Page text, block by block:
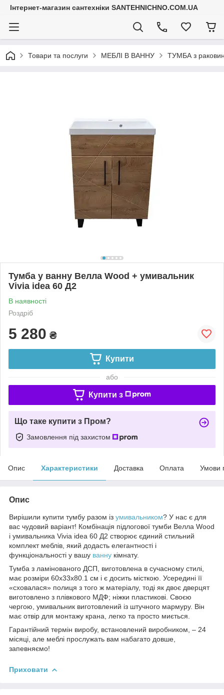
Інтернет-магазин сантехніки SANTEHNICHNO.COM.UA
Товари та послуги МЕБЛІ В ВАННУ ТУМБА з
Тумба у ванну Велла Wood + умивальник
Vivia idea 60 Д2
В наявності
Роздріб
5 280 ₴
Купити
або
Купити з
Що таке купити з Пром?
Замовлення під захистом
Опис Характеристики Доставка Оплата Умови
Опис
Вирішили купити тумбу разом із умивальником? У нас є для
вас чудовий варіант! Комбінація підлогової тумби Велла Wood
і умивальника Vivia idea 60 Д2 створює єдиний стильний
комплект меблів, який додасть елегантності і
функціональності у вашу ванну кімнату.
Тумба з ламінованого ДСП, виготовлена в сучасному стилі,
має розміри 60x33x80.1 см і є досить місткою. Усередині її
«сховалася» полиця з того ж матеріалу, тоді як двоє дверцят
виготовлено з плівкового МДФ; ніжки пластикові. Своєю
чергою, умивальник виготовлений із штучного мармуру. Він
має отвір для монтажу крана, легко та просто миється.
Гарантійний термін виробу, встановлений виробником, – 24
місяці, але меблі прослужать вам набагато довше,
запевняємо!
Приховати